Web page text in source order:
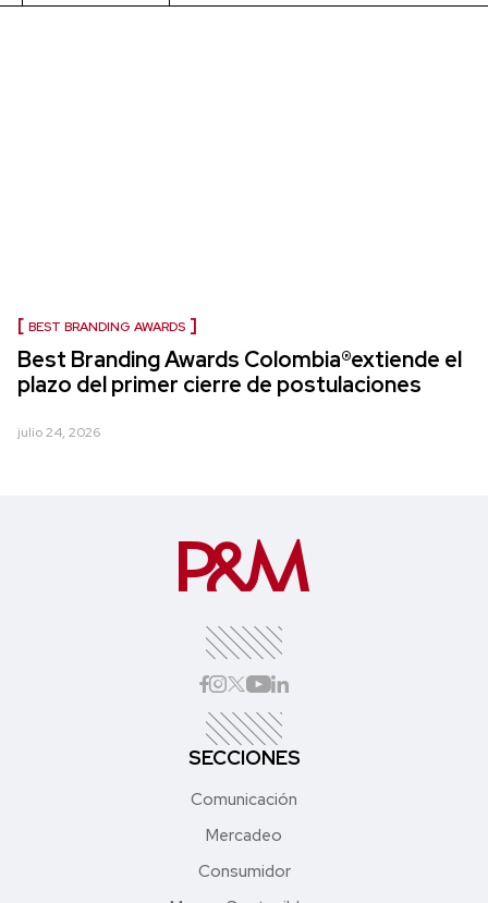
BEST BRANDING AWARDS
Best Branding Awards Colombia®extiende el
plazo del primer cierre de postulaciones
julio 24, 2026
SECCIONES
Comunicación
Mercadeo
Consumidor